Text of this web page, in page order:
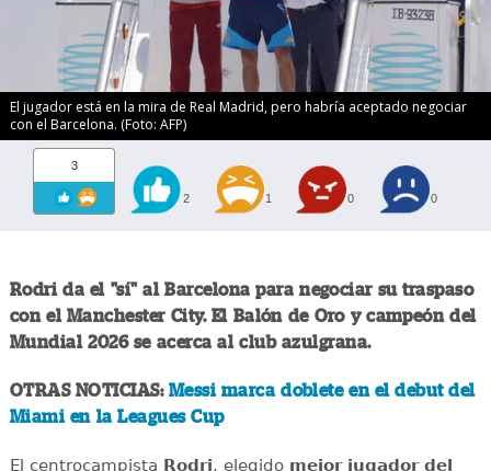
El jugador está en la mira de Real Madrid, pero habría aceptado negociar
con el Barcelona. (Foto: AFP)
3
2 1 0 0
Rodri da el "sí" al Barcelona para negociar su traspaso
con el Manchester City. El Balón de Oro y campeón del
Mundial 2026 se acerca al club azulgrana.
OTRAS NOTICIAS: Messi marca doblete en el debut del
Miami en la Leagues Cup
El centrocampista Rodri, elegido mejor jugador del